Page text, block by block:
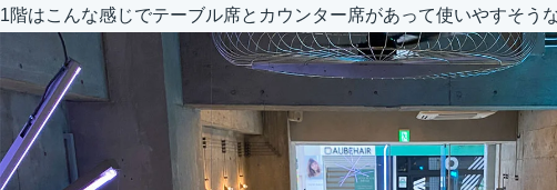
1階はこんな感じでテーブル席とカウンター席があって使いやすそう